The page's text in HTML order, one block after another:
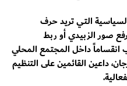
التي تريد حرف
صور الزبيدي أو ربط
داخل المجتمع المحلي
داعين القائمين على التنظيم